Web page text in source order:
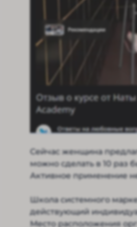
Сейчас женщина
можно сделать в 10 раз
Активное применение
Школа системного
действующий
Место расположения